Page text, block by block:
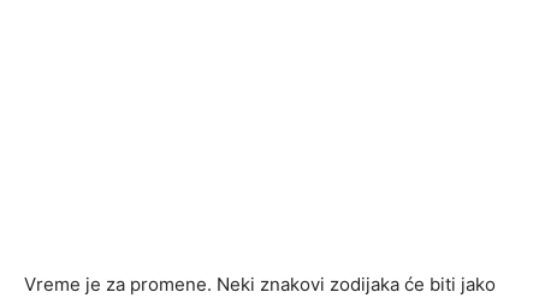
Vreme je za promene. Neki znakovi zodijaka će biti jako